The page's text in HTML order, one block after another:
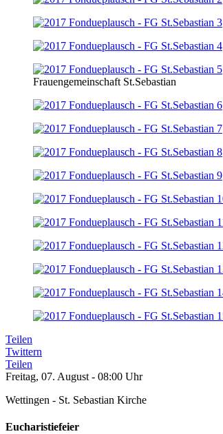
Frauengemeinschaft St.Sebastian
Teilen
Twittern
Teilen
Freitag, 07. August - 08:00 Uhr
Wettingen - St. Sebastian Kirche
Eucharistiefeier